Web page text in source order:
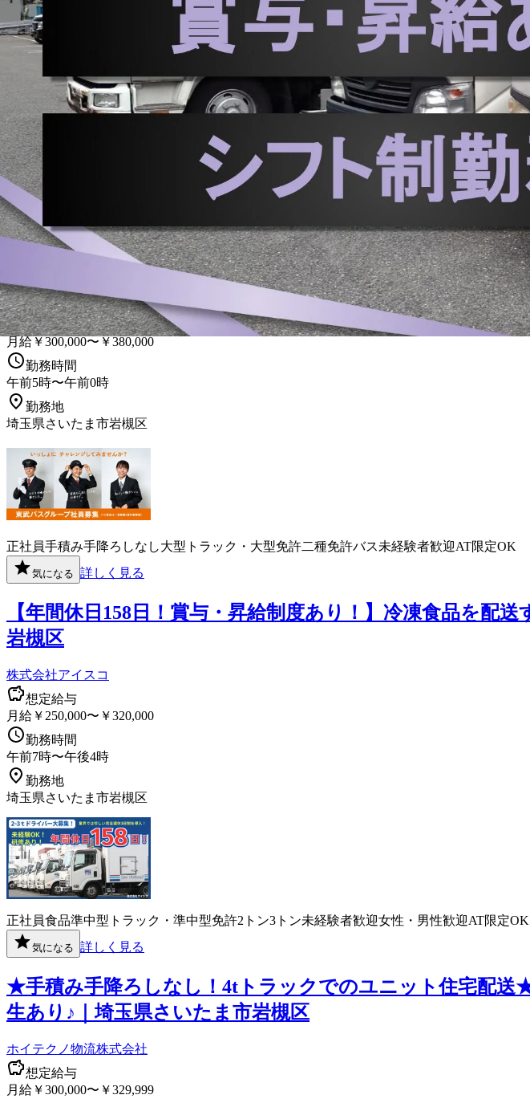
午前8時〜午後4時30分
勤務地
埼玉県さいたま市岩槻区
契約社員 生コントラック 大型トラック・大型免許中型トラック・中型免
気になる
＼入社祝い金を最大30万円進呈／ 充実の福利厚生や休暇
いたま市岩槻区
東武バス株式会社
想定給与
月給￥300,000〜￥380,000
勤務時間
午前5時〜午前0時
勤務地
埼玉県さいたま市岩槻区
正社員手積み手降ろしなし大型トラック・大型免許二種免許バス未経験者歓迎AT限定OK
気になる 詳しく見る
【年間休日158日！賞与・昇給制度あり！】冷凍食品を配
岩槻区
株式会社アイスコ
想定給与
月給￥250,000〜￥320,000
勤務時間
午前7時〜午後4時
勤務地
埼玉県さいたま市岩槻区
正社員食品準中型トラック・準中型免許2トン3トン未経験者歓迎女性・男性歓迎AT限定OK
気になる 詳しく見る
★手積み手降ろしなし！4tトラックでのユニット住宅配
生あり♪｜埼玉県さいたま市岩槻区
ホイテクノ物流株式会社
想定給与
月給￥300,000〜￥329,999